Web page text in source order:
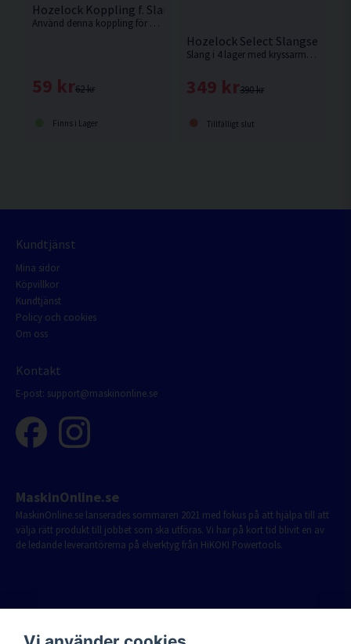
Hozelock Koppling f. Slangreparation
Använd denna koppling för att reparera skadad slang genom att koppla samman två slangdelar.
62 kr
59 kr
Finns i Lager
Hozelock Select Slangset
Slang i 4 lager med kryssarmerad förstärkning. 10 års garanti.
390 kr
349 kr
Tillfälligt slut
Kundtjänst
Mina sidor
Köpvillkor
Kundtjänst
Policy och cookies
Om oss
Kontakt
E-post: support@maskinonline.se
MaskinOnline.se
MaskinOnline.se lanserades sommaren 2021 med fokus på att hjälpa till att
välja rätt produkt till jobbet som ska utföras. Vi har på kort tid blivit en av
de ledande leverantörerna på elverktyg från HiKOKI Powertools.